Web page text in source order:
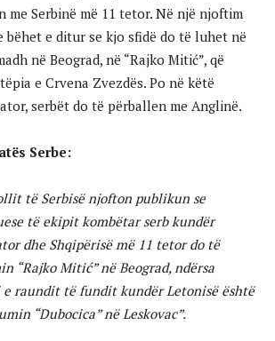
me Serbinë më 11 tetor. Në një njoftim
bëhet e ditur se kjo sfidë do të luhet në
në Beograd, në “Rajko Mitić”, që
e Crvena Zvezdës. Po në këtë
serbët do të përballen me Anglinë.
Serbe:
të Serbisë njofton publikun se
të ekipit kombëtar serb kundër
dhe Shqipërisë më 11 tetor do të
“Rajko Mitić” në Beograd, ndërsa
e raundit të fundit kundër Letonisë është
“Dubocica” në Leskovac”.